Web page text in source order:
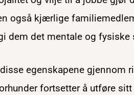
også kjærlige
dem det mentale og fysiske
egenskapene gjennom
fortsetter å utføre